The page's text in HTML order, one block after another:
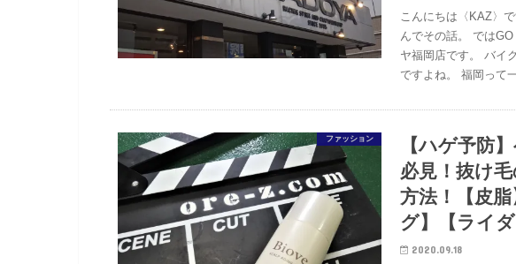
こんにちは〈KAZ〉
んでその話。 では
ヤ福岡店です。 バイ
ですよね。 福岡って
ファッション
【ハゲ予防
必見！抜け
方法！【皮
グ】【ライ
2020.09.18